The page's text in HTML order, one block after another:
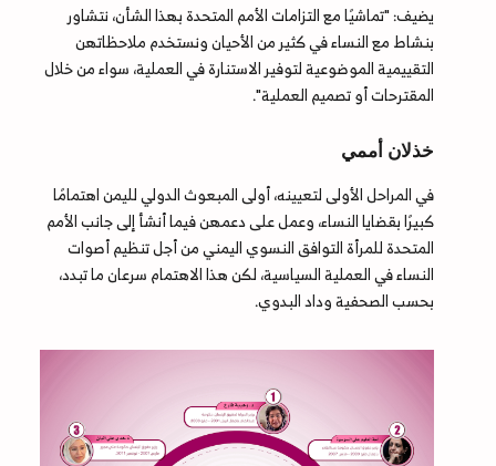
يضيف: "تماشيًا مع التزامات الأمم المتحدة بهذا الشأن، نتشاور
بنشاط مع النساء في كثير من الأحيان ونستخدم ملاحظاتهن
التقييمية الموضوعية لتوفير الاستنارة في العملية، سواء من خلال
المقترحات أو تصميم العملية".
خذلان أممي
في المراحل الأولى لتعيينه، أولى المبعوث الدولي لليمن اهتمامًا
كبيرًا بقضايا النساء، وعمل على دعمهن فيما أنشأ إلى جانب الأمم
المتحدة للمرأة التوافق النسوي اليمني من أجل تنظيم أصوات
النساء في العملية السياسية، لكن هذا الاهتمام سرعان ما تبدد،
بحسب الصحفية وداد البدوي.